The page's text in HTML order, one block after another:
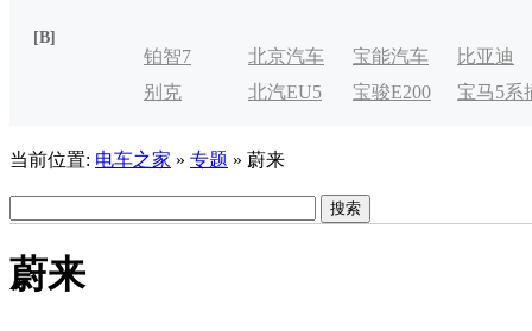
[B]
铂智7 北京汽车
制造厂
宝能汽车
比亚迪
别克
北汽EU5 宝骏E200 宝马5系
当前位置: 电车之家 » 专题 » 蔚来
蔚来